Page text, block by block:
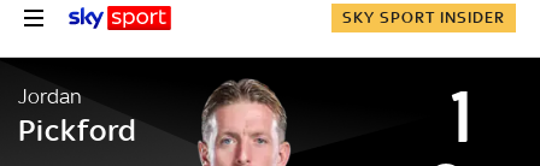
SKY SPORT INSIDER
Jordan
Pickford 1